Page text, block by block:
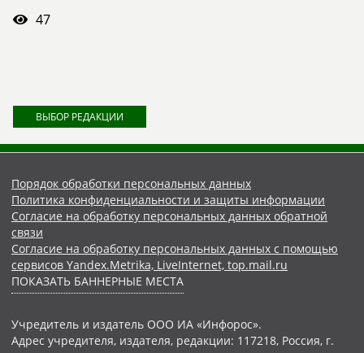
47
ВЫБОР РЕДАКЦИИ
Порядок обработки персональных данных
Политика конфиденциальности и защиты информации
Согласие на обработку персональных данных обратной
связи
Согласие на обработку персональных данных с помощью
сервисов Yandex.Metrika, LiveInternet, top.mail.ru
ПОКАЗАТЬ БАННЕРНЫЕ МЕСТА
Учредитель и издатель ООО ИА «Инфорос».
Адрес учредителя, издателя, редакции: 117218, Россия, г.